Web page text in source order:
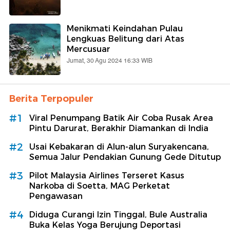
Menikmati Keindahan Pulau
Lengkuas Belitung dari Atas
Mercusuar
Jumat, 30 Agu 2024 16:33 WIB
Berita Terpopuler
#1
Viral Penumpang Batik Air Coba Rusak Area
Pintu Darurat, Berakhir Diamankan di India
#2
Usai Kebakaran di Alun-alun Suryakencana,
Semua Jalur Pendakian Gunung Gede Ditutup
#3
Pilot Malaysia Airlines Terseret Kasus
Narkoba di Soetta, MAG Perketat
Pengawasan
#4
Diduga Curangi Izin Tinggal, Bule Australia
Buka Kelas Yoga Berujung Deportasi